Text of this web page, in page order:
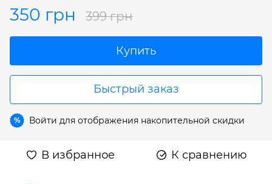
350 грн 399 грн
Купить
Быстрый заказ
% Войти для отображения накопительной скидки
В избранное К сравнению